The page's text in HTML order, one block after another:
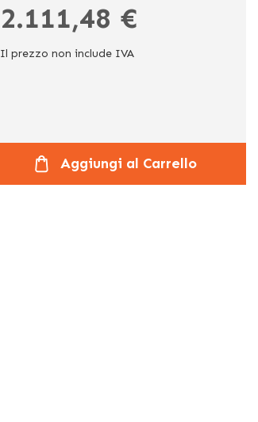
2.111,48 €
Il prezzo non include IVA
Aggiungi al Carrello